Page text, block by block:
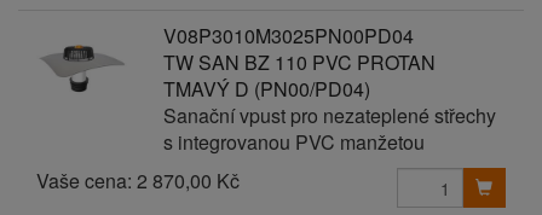
V08P3010M3025PN00PD04
TW SAN BZ 110 PVC PROTAN
TMAVÝ D (PN00/PD04)
Sanační vpust pro nezateplené střechy
s integrovanou PVC manžetou
Vaše cena: 2 870,00 Kč